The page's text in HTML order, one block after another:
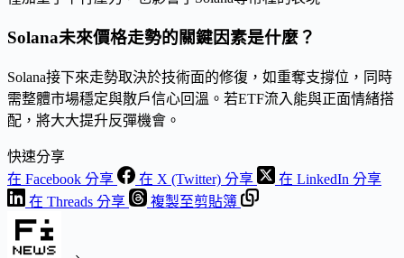
Solana未來價格走勢的關鍵因素是什麼？
Solana接下來走勢取決於技術面的修復，如重奪支撐位，同時
需整體市場穩定與散戶信心回溫。若ETF流入能與正面情緒搭
配，將大大提升反彈機會。
快速分享
在 Facebook 分享
在 X (Twitter) 分享
在 LinkedIn 分享
在 Threads 分享
複製至剪貼簿